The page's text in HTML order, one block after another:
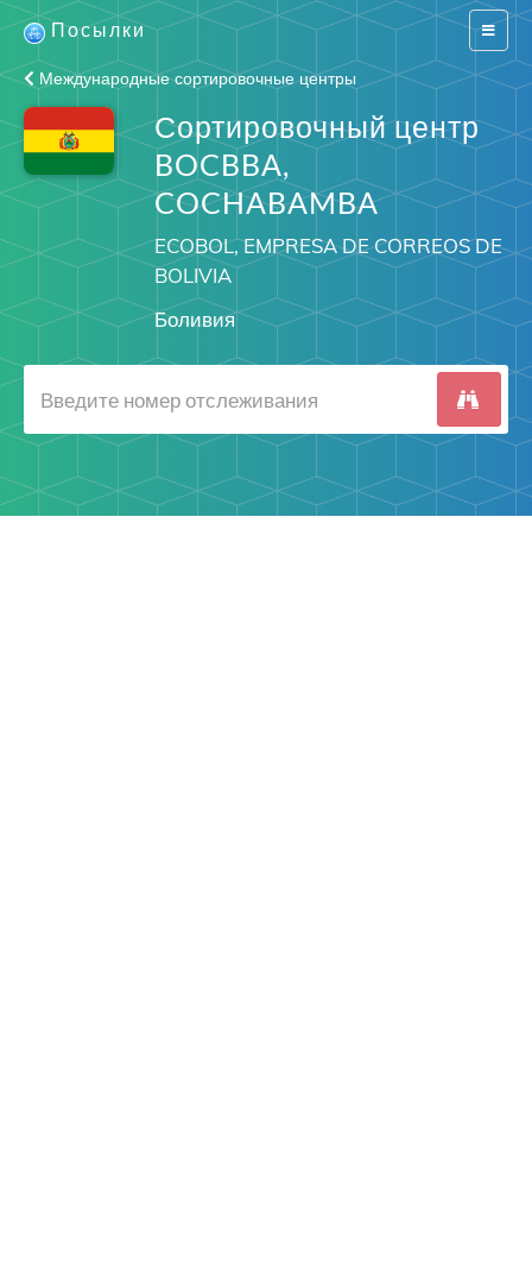
Switch
Посылки
Международные сортировочные центры
Сортировочный центр
BOCBBA,
COCHABAMBA
ECOBOL, EMPRESA DE CORREOS DE
BOLIVIA
Боливия